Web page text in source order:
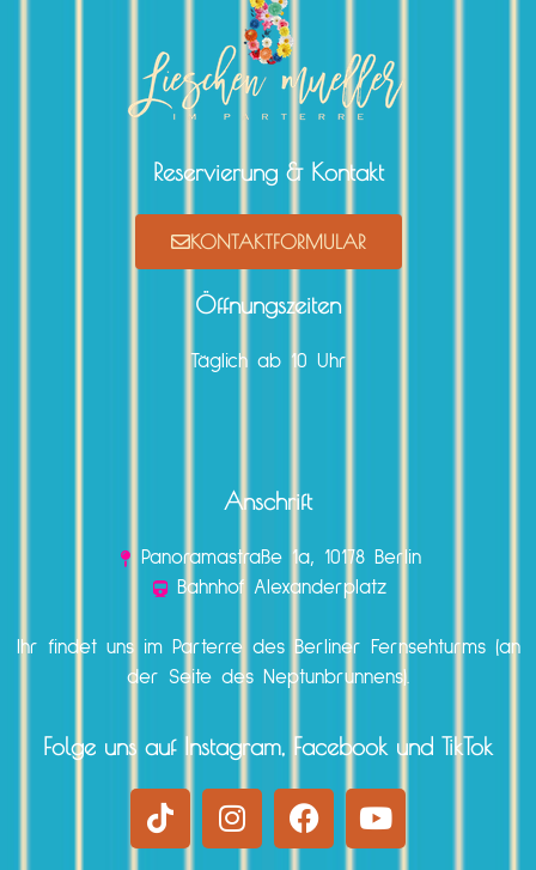
Reservierung & Kontakt
KONTAKTFORMULAR
Öffnungszeiten
Täglich ab 10 Uhr
Anschrift
Panoramastraße 1a, 10178 Berlin
Bahnhof Alexanderplatz
Ihr findet uns im Parterre des Berliner Fernsehturms (an
der Seite des Neptunbrunnens).
Folge uns auf Instagram, Facebook und TikTok